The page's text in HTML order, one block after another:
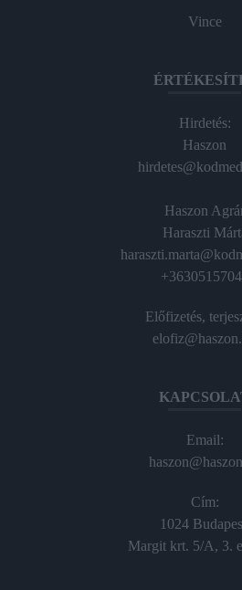
Vince
Hirdetés:
Haszon
Haszon
Haraszti
Előfizetés,
Email:
Cím:
1024
Margit krt. 5/A, 3.